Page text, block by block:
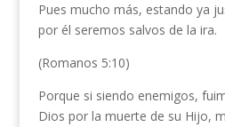
Pues mucho más, estando ya
por él seremos salvos de la ira.
(Romanos 5:10)
Porque si siendo enemigos,
Dios por la muerte de su Hijo,